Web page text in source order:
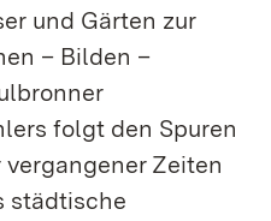
und Gärten zur
– Bilden –
folgt den Spuren
Zeiten
städtische